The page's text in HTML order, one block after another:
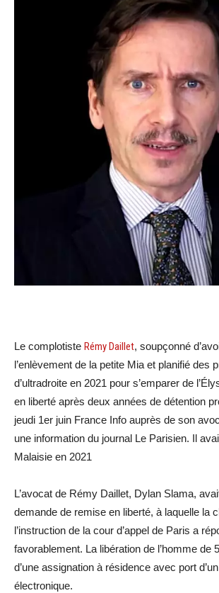
Le complotiste Rémy Daillet, soupçonné
l’enlèvement de la petite Mia et planifié des
d’ultradroite en 2021 pour s’emparer de
en liberté après deux années de détention
jeudi 1er juin France Info auprès de son
une information du journal Le Parisien. Il
Malaisie en 2021
L’avocat de Rémy Daillet, Dylan Slama,
demande de remise en liberté, à laquelle la
l’instruction de la cour d’appel de Paris a
favorablement. La libération de l’homme de
d’une assignation à résidence avec port
électronique.